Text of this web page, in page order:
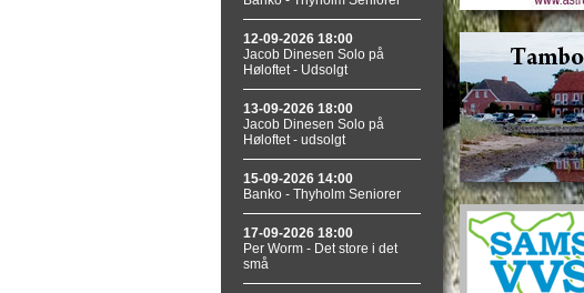
12-09-2026 18:00
Jacob Dinesen Solo på
Høloftet - Udsolgt
13-09-2026 18:00
Jacob Dinesen Solo på
Høloftet - udsolgt
15-09-2026 14:00
Banko - Thyholm Seniorer
17-09-2026 18:00
Per Worm - Det store i det
små